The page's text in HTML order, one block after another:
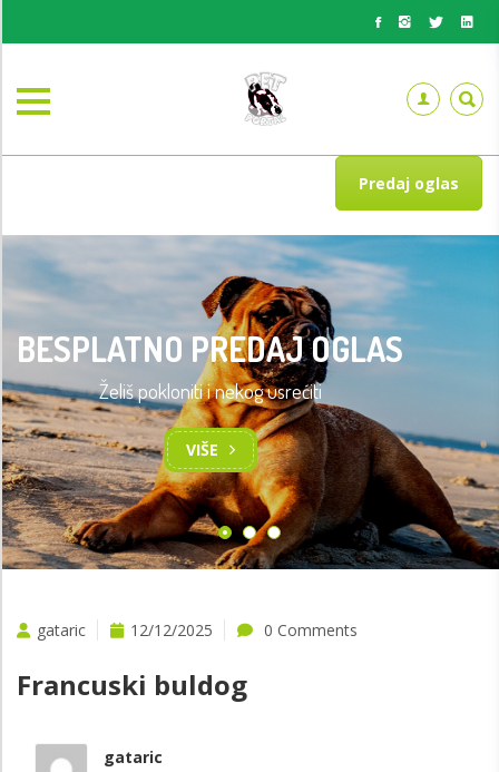
Predaj oglas
BESPLATNO PREDAJ OGLAS
Želiš pokloniti i nekog usrećiti
VIŠE
gataric 12/12/2025 0 Comments
Francuski buldog
gataric